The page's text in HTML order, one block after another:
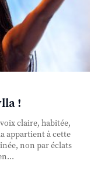
!
claire, habitée,
appartient à cette
non par éclats